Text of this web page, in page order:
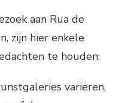
aan Rua de
zijn hier enkele
te houden:
variëren,